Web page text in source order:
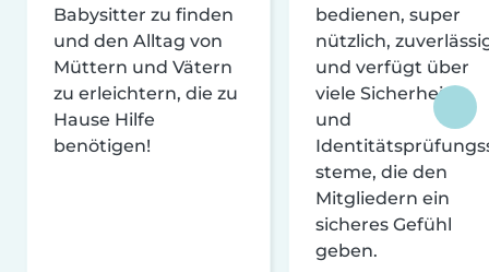
Babysitter zu finden
und den Alltag von
Müttern und Vätern
zu erleichtern, die zu
Hause Hilfe
benötigen!
bedienen, super
nützlich,
und verfügt über
viele Sicherheits-
und
steme, die den
Mitgliedern ein
sicheres Gefühl
geben.